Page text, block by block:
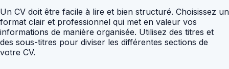
Un CV doit être facile à lire et bien structuré. Choisissez un
format clair et professionnel qui met en valeur vos
informations de manière organisée. Utilisez des titres et
des sous-titres pour diviser les différentes sections de
votre CV.